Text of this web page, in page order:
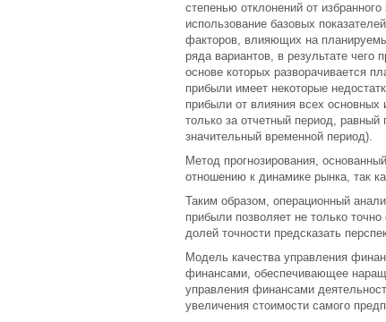
степенью отклонений от
использование базовых
факторов, влияющих на
ряда вариантов, в результате чего
основе которых разворачивается
прибыли имеет некоторые
прибыли от влияния всех
только за отчетный период,
значительный временной период).
Метод прогнозирования,
отношению к динамике рынка, так
Таким образом, операционный
прибыли позволяет не только
долей точности предсказать
Модель качества управления
финансами, обеспечивающее
управления финансами
увеличения стоимости самого